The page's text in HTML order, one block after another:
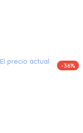
El precio actual
-36%